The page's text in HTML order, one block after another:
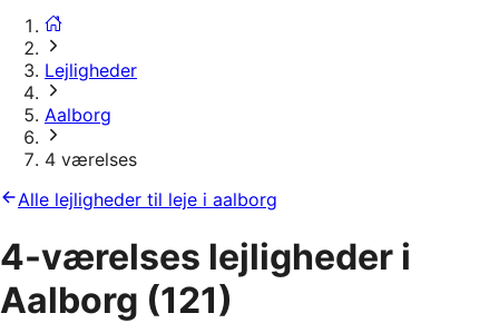
Lejligheder
Aalborg
4 værelses
Alle lejligheder til leje i aalborg
4-værelses lejligheder i
Aalborg (121)